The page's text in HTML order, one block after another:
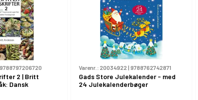
9788797206720
2 | Britt
Dansk
Varenr.: 20034922 | 9788762742871
Gads Store Julekalender - med
24 Julekalenderbøger